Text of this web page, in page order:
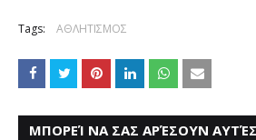
Tags: ΑΘΛΗΤΙΣΜΟΣ
ΜΠΟΡΕΊ ΝΑ ΣΑΣ ΑΡΈΣΟΥΝ